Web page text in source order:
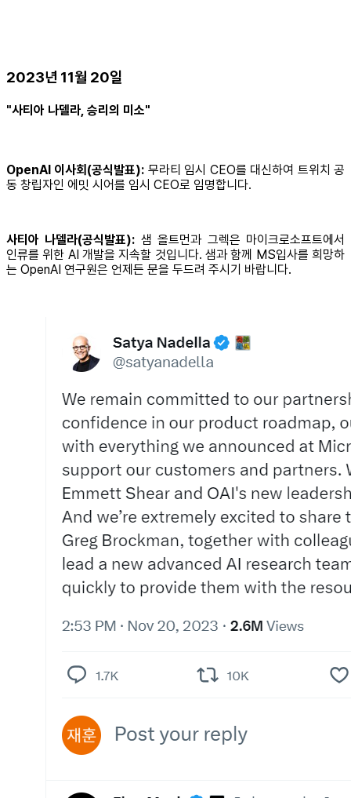
2023년 11월 20일
"사티아 나델라, 승리의 미소"
OpenAI 이사회(공식발표): 무라티 임시 CEO를 대신하여 트위치 공
동 창립자인 에밋 시어를 임시 CEO로 임명합니다.
사티아 나델라(공식발표): 샘 올트먼과 그렉은 마이크로소프트에서
인류를 위한 AI 개발을 지속할 것입니다. 샘과 함께 MS입사를 희망하
는 OpenAI 연구원은 언제든 문을 두드려 주시기 바랍니다.